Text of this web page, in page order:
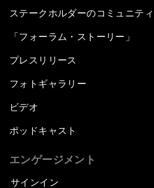
ステークホルダーのコミュニティ
「フォーラム・ストーリー」
プレスリリース
フォトギャラリー
ビデオ
ポッドキャスト
エンゲージメント
サインイン